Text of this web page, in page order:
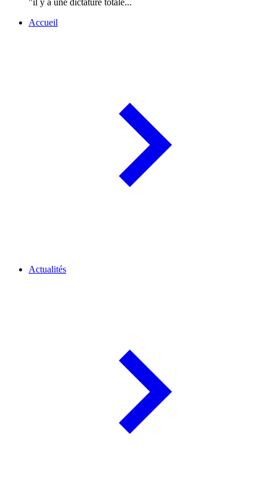
"il y a une dictature totale...
Accueil
Actualités